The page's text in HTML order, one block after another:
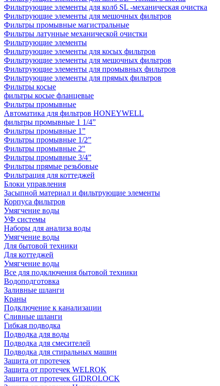
Фильтрующие элементы для колб SL -механическая очистка
Фильтрующие элементы для мешочных фильтров
Фильтры промывные магистральные
Фильтры латунные механической очистки
Фильтрующие элементы
Фильтрующие элементы для косых фильтров
Фильтрующие элементы для мешочных фильтров
Фильтрующие элементы для промывных фильтров
Фильтрующие элементы для прямых фильтров
Фильтры косые
фильтры косые фланцевые
Фильтры промывные
Автоматика для фильтров HONEYWELL
фильтры промывные 1 1/4”
Фильтры промывные 1”
Фильтры промывные 1/2”
Фильтры промывные 2"
Фильтры промывные 3/4”
Фильтры прямые резьбовые
Фильтрация для коттеджей
Блоки управления
Засыпной материал и фильтрующие элементы
Корпуса фильтров
Умягчение воды
УФ системы
Наборы для анализа воды
Умягчение воды
Для бытовой техники
Для коттеджей
Умягчение воды
Все для подключения бытовой техники
Водоподготовка
Заливные шланги
Краны
Подключение к канализации
Сливные шланги
Гибкая подводка
Подводка для воды
Подводка для смесителей
Подводка для стиральных машин
Защита от протечек
Защита от протечек WELROK
Защита от протечек GIDROLOCK